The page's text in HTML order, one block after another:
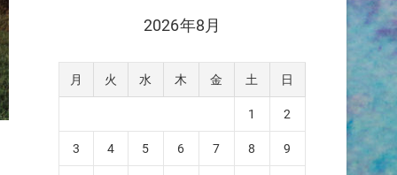
2026年8月
月 火 水 木 金 土 日
1 2
3 4 5 6 7 8 9